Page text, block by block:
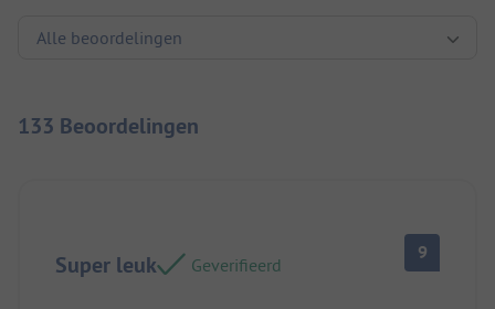
133 Beoordelingen
Super leuk Geverifieerd
9